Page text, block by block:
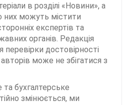
в розділі «Новини», а
них можуть містити
експертів та
органів. Редакція
перевірки достовірності
може не збігатися з
бухгалтерське
змінюється, ми